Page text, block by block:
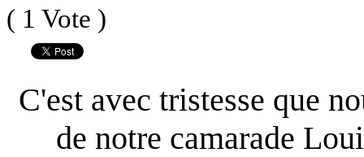
( 1 Vote )
C'est avec tristesse que
de notre camarade